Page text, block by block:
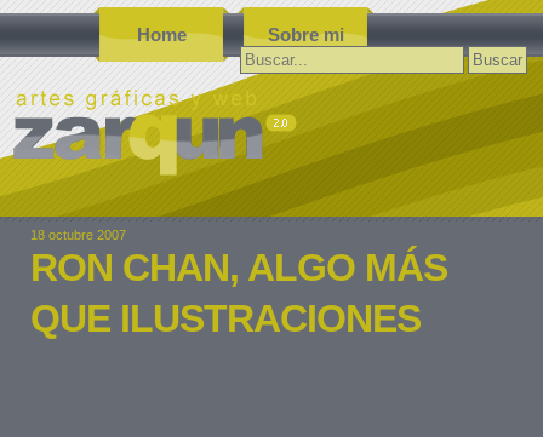
Home Sobre mi
Buscar:
18 octubre 2007
RON CHAN, ALGO MÁS
QUE ILUSTRACIONES